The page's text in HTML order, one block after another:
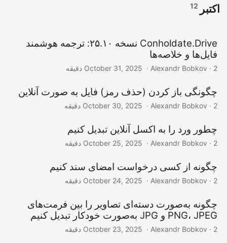
اکتبر
Conholdate.Drive نسخه ۲۵.۱۰: ترجمه هوشمند
فایل‌ها و خلاصه‌ها
October 31, 2025 ‎ · Alexandr Bobkov · 2 دقیقه
چگونگی باز کردن (حذف رمز) فایل به صورت آنلاین
October 30, 2025 ‎ · Alexandr Bobkov · 2 دقیقه
چطور ورد را به اکسل آنلاین تبدیل کنیم
October 25, 2025 ‎ · Alexandr Bobkov · 2 دقیقه
چگونه از کسی درخواست امضای سند کنیم
October 24, 2025 ‎ · Alexandr Bobkov · 2 دقیقه
چگونه به‌صورت دسته‌ای تصاویر را بین فرمت‌های
PNG، JPEG و JPG به‌صورت خودکار تبدیل کنیم
October 23, 2025 ‎ · Alexandr Bobkov · 2 دقیقه